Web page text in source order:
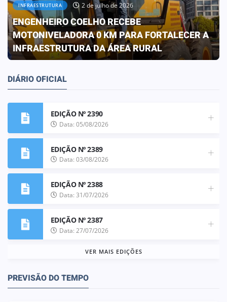
OBRAS 30 de junho de 2026
PREFEITURA CONCLUI OBRA QUE
TRANSFORMA A REALIDADE DA ESCOLA ELIZA
FRANCO DE OLIVEIRA
DIÁRIO OFICIAL
EDIÇÃO Nº 2390
Data: 05/08/2026
EDIÇÃO Nº 2389
Data: 03/08/2026
EDIÇÃO Nº 2388
Data: 31/07/2026
EDIÇÃO Nº 2387
Data: 27/07/2026
VER MAIS EDIÇÕES
PREVISÃO DO TEMPO